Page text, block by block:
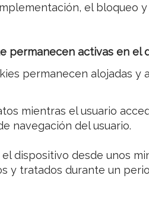
el bloqueo
permanecen activas en el
permanecen alojadas y
mientras el usuario
navegación del usuario.
dispositivo desde unos
y tratados durante un